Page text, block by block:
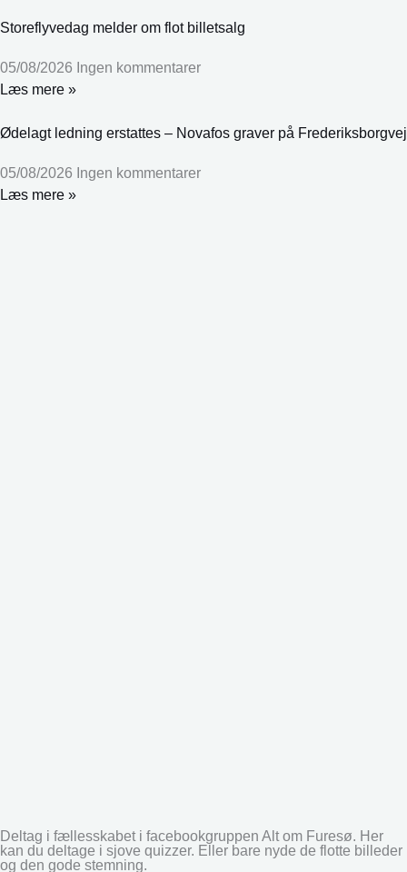
Storeflyvedag melder om flot billetsalg
05/08/2026 Ingen kommentarer
Læs mere »
Ødelagt ledning erstattes – Novafos graver på Frederiksborgvej
05/08/2026 Ingen kommentarer
Læs mere »
Deltag i fællesskabet i facebookgruppen Alt om Furesø. Her
kan du deltage i sjove quizzer. Eller bare nyde de flotte billeder
og den gode stemning.